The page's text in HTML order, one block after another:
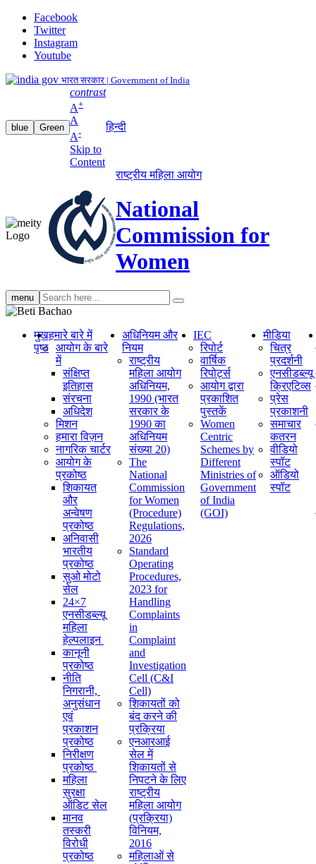
Facebook
Twitter
Instagram
Youtube
भारत सरकार | Government of India
blue Green
contrast
A+
A
A-
Skip to
Content
हिन्दी
राष्ट्रीय महिला आयोग
National
Commission for
Women
menu Search
search
मुख
पृष्ठ
हमारे बारे में
आयोग के बारे
में
संक्षिप्‍त
इतिहास
संरचना
अधिदेश
मिशन
हमारा विज़न
नागरिक चार्टर
आयोग के
प्रकोष्ठ
शिकायत
और
अन्वेषण
प्रकोष्ठ
अनिवासी
भारतीय
प्रकोष्ठ
सुओ मोटो
सेल
24×7
एनसीडब्ल्यू
महिला
हेल्पलाइन
कानूनी
प्रकोष्ठ
नीति
निगरानी, ​​
अनुसंधान
एवं
प्रकाशन
प्रकोष्ठ
निरीक्षण
प्रकोष्ठ
महिला
सुरक्षा
ऑडिट सेल
मानव
तस्करी
विरोधी
प्रकोष्ठ
अधिनियम और
नियम
राष्ट्रीय
महिला आयोग
अधिनियम,
1990 (भारत
सरकार के
1990 का
अधिनियम
संख्या 20)
The
National
Commission
for Women
(Procedure)
Regulations,
2026
Standard
Operating
Procedures,
2023 for
Handling
Complaints
in
Complaint
and
Investigation
Cell (C&I
Cell)
शिकायतों को
बंद करने की
प्रक्रिया
एनआरआई
सेल में
शिकायतों से
निपटने के लिए
राष्ट्रीय
महिला आयोग
(प्रक्रिया)
विनियम,
2016
महिलाओं से
IEC
रिपोर्ट
वार्षिक
रिपोर्ट्स
आयोग द्वारा
प्रकाशित
पुस्तकें
Women
Centric
Schemes by
Different
Ministries of
Government
of India
(GOI)
मीडिया
चित्र
प्रदर्शनी
एनसीडब्ल्यू
क्रिएटिव्स
प्रेस
प्रकाशनी
समाचार
कतरन
वीडियो
स्पॉट
ऑडियो
स्पॉट